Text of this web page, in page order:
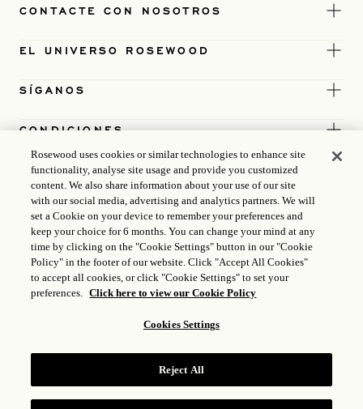
CONTACTE CON NOSOTROS
EL UNIVERSO ROSEWOOD
SÍGANOS
CONDICIONES
GONGAN BEIAN: 31010102004896
ROSEWOOD HOTEL GROUP© 2026
Rosewood uses cookies or similar technologies to enhance site
functionality, analyse site usage and provide you customized
content. We also share information about your use of our site
with our social media, advertising and analytics partners. We will
set a Cookie on your device to remember your preferences and
keep your choice for 6 months. You can change your mind at any
time by clicking on the "Cookie Settings" button in our "Cookie
Policy" in the footer of our website. Click "Accept All Cookies"
to accept all cookies, or click "Cookie Settings" to set your
preferences. Click here to view our Cookie Policy
Cookies Settings
Reject All